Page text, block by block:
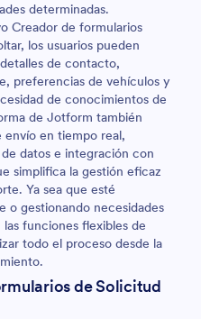
determinadas.
Creador de formularios
los usuarios pueden
de contacto,
preferencias de vehículos y
de conocimientos de
de Jotform también
en tiempo real,
datos e integración con
simplifica la gestión eficaz
Ya sea que esté
o gestionando necesidades
funciones flexibles de
todo el proceso desde la
de Solicitud